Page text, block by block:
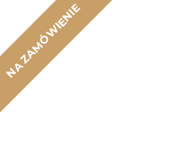
NA ZAMÓWIENIE